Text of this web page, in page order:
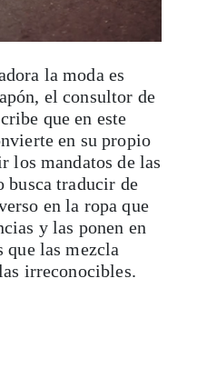
la moda es
el consultor de
que en este
en su propio
los mandatos de las
busca traducir de
en la ropa que
y las ponen en
que las mezcla
irreconocibles.